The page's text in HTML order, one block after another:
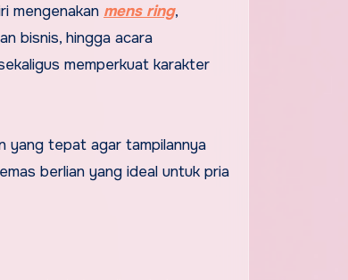
mengenakan mens ring,
bisnis, hingga acara
memperkuat karakter
yang tepat agar tampilannya
berlian yang ideal untuk pria